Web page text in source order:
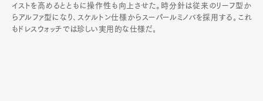
イストを高めるとともに操作性も向上させた。時分針は従来のリーフ型か
らアルファ型になり､スケルトン仕様からスーパールミノバを採用する｡これ
もドレスウォッチでは珍しい実用的な仕様だ｡